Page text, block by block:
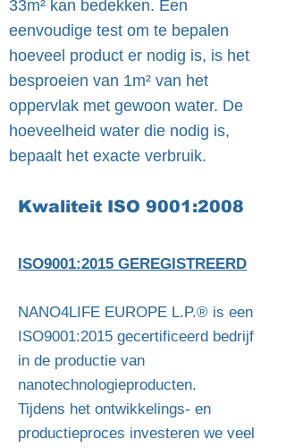
33m² kan bedekken. Een
eenvoudige test om te bepalen
hoeveel product er nodig is, is het
besproeien van 1m² van het
oppervlak met gewoon water. De
hoeveelheid water die nodig is,
bepaalt het exacte verbruik.
Kwaliteit ISO 9001:2008
ISO9001:2015 GEREGISTREERD
NANO4LIFE EUROPE L.P.® is een
ISO9001:2015 gecertificeerd bedrijf
in de productie van
nanotechnologieproducten.
Tijdens het ontwikkelings- en
productieproces investeren we veel